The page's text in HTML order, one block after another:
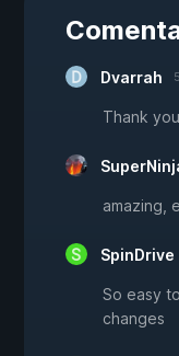
Dvarrah
Thank
amazing,
SpinDrive
So easy
changes